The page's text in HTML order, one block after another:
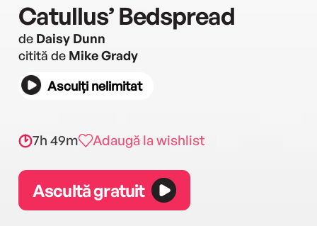
Catullus’ Bedspread
de Daisy Dunn
citită de Mike Grady
Asculți nelimitat
7h 49m Adaugă la wishlist
Ascultă gratuit